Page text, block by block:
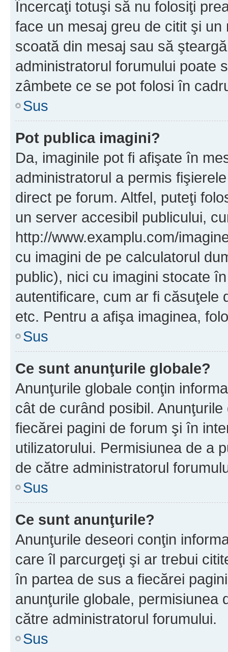
Încercaţi totuşi să nu folosiţi
face un mesaj greu de citit şi
scoată din mesaj sau să
administratorul forumului poate
zâmbete ce se pot folosi în
Sus
Pot publica imagini?
Da, imaginile pot fi afişate în
administratorul a permis
direct pe forum. Altfel, puteţi
un server accesibil publicului,
http://www.examplu.com/
cu imagini de pe calculatorul
public), nici cu imagini stocate
autentificare, cum ar fi căsuţele
etc. Pentru a afişa imaginea,
Sus
Ce sunt anunţurile globale?
Anunţurile globale conţin
cât de curând posibil.
fiecărei pagini de forum şi în
utilizatorului. Permisiunea de a
de către administratorul
Sus
Ce sunt anunţurile?
Anunţurile deseori conţin
care îl parcurgeţi şi ar trebui
în partea de sus a fiecărei
anunţurile globale, permisiunea
către administratorul forumului.
Sus